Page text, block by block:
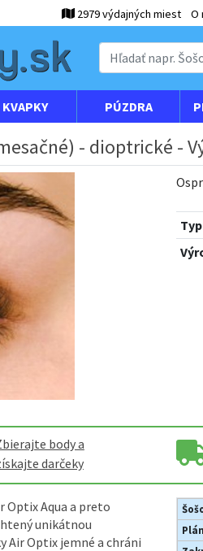
2979 výdajných miest O
KVAPKY PÚZDRA
- dioptrické -
body a
darčeky
Optix Aqua a preto
unikátnou
Air Optix jemné a chráni